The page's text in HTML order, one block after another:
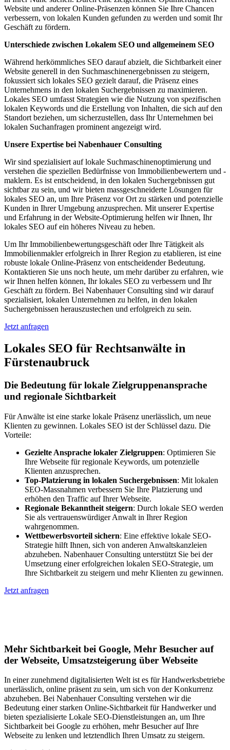
Website und anderer Online-Präsenzen können Sie Ihre Chancen
verbessern, von lokalen Kunden gefunden zu werden und somit Ihr
Geschäft zu fördern.
Unterschiede zwischen Lokalem SEO und allgemeinem SEO
Während herkömmliches SEO darauf abzielt, die Sichtbarkeit einer
Website generell in den Suchmaschinenergebnissen zu steigern,
fokussiert sich lokales SEO gezielt darauf, die Präsenz eines
Unternehmens in den lokalen Suchergebnissen zu maximieren.
Lokales SEO umfasst Strategien wie die Nutzung von spezifischen
lokalen Keywords und die Erstellung von Inhalten, die sich auf den
Standort beziehen, um sicherzustellen, dass Ihr Unternehmen bei
lokalen Suchanfragen prominent angezeigt wird.
Unsere Expertise bei Nabenhauer Consulting
Wir sind spezialisiert auf lokale Suchmaschinenoptimierung und
verstehen die speziellen Bedürfnisse von Immobilienbewertern und -
maklern. Es ist entscheidend, in den lokalen Suchergebnissen gut
sichtbar zu sein, und wir bieten massgeschneiderte Lösungen für
lokales SEO an, um Ihre Präsenz vor Ort zu stärken und potenzielle
Kunden in Ihrer Umgebung anzusprechen. Mit unserer Expertise
und Erfahrung in der Website-Optimierung helfen wir Ihnen, Ihr
lokales SEO auf ein höheres Niveau zu heben.
Um Ihr Immobilienbewertungsgeschäft oder Ihre Tätigkeit als
Immobilienmakler erfolgreich in Ihrer Region zu etablieren, ist eine
robuste lokale Online-Präsenz von entscheidender Bedeutung.
Kontaktieren Sie uns noch heute, um mehr darüber zu erfahren, wie
wir Ihnen helfen können, Ihr lokales SEO zu verbessern und Ihr
Geschäft zu fördern. Bei Nabenhauer Consulting sind wir darauf
spezialisiert, lokalen Unternehmen zu helfen, in den lokalen
Suchergebnissen herauszustechen und erfolgreich zu sein.
Jetzt anfragen
Lokales SEO für Rechtsanwälte in
Fürstenaubruck
Die Bedeutung für lokale Zielgruppenansprache
und regionale Sichtbarkeit
Für Anwälte ist eine starke lokale Präsenz unerlässlich, um neue
Klienten zu gewinnen. Lokales SEO ist der Schlüssel dazu. Die
Vorteile:
Gezielte Ansprache lokaler Zielgruppen: Optimieren Sie
Ihre Webseite für regionale Keywords, um potenzielle
Klienten anzusprechen.
Top-Platzierung in lokalen Suchergebnissen: Mit lokalen
SEO-Massnahmen verbessern Sie Ihre Platzierung und
erhöhen den Traffic auf Ihrer Webseite.
Regionale Bekanntheit steigern: Durch lokale SEO werden
Sie als vertrauenswürdiger Anwalt in Ihrer Region
wahrgenommen.
Wettbewerbsvorteil sichern: Eine effektive lokale SEO-
Strategie hilft Ihnen, sich von anderen Anwaltskanzleien
abzuheben. Nabenhauer Consulting unterstützt Sie bei der
Umsetzung einer erfolgreichen lokalen SEO-Strategie, um
Ihre Sichtbarkeit zu steigern und mehr Klienten zu gewinnen.
Jetzt anfragen
Mehr Sichtbarkeit bei Google, Mehr Besucher auf
der Webseite, Umsatzsteigerung über Webseite
In einer zunehmend digitalisierten Welt ist es für Handwerksbetriebe
unerlässlich, online präsent zu sein, um sich von der Konkurrenz
abzuheben. Bei Nabenhauer Consulting verstehen wir die
Bedeutung einer starken Online-Sichtbarkeit für Handwerker und
bieten spezialisierte Lokale SEO-Dienstleistungen an, um Ihre
Sichtbarkeit bei Google zu erhöhen, mehr Besucher auf Ihre
Webseite zu lenken und letztendlich Ihren Umsatz zu steigern.